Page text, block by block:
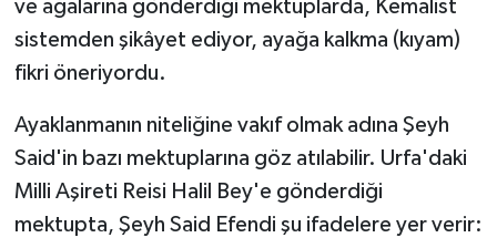
ve ağalarına gönderdiği mektuplarda, Kemalist
sistemden şikâyet ediyor, ayağa kalkma (kıyam)
fikri öneriyordu.
Ayaklanmanın niteliğine vakıf olmak adına Şeyh
Said'in bazı mektuplarına göz atılabilir. Urfa'daki
Milli Aşireti Reisi Halil Bey'e gönderdiği
mektupta, Şeyh Said Efendi şu ifadelere yer verir: